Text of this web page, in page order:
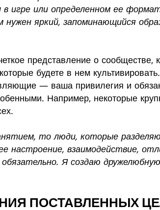
игре или определенном ее
нужен яркий, запоминающийся
представление о сообществе,
будете в нем
— ваша привилегия и
Например, некоторые
то люди, которые
взаимодействие,
Я создаю
ПОСТАВЛЕННЫХ